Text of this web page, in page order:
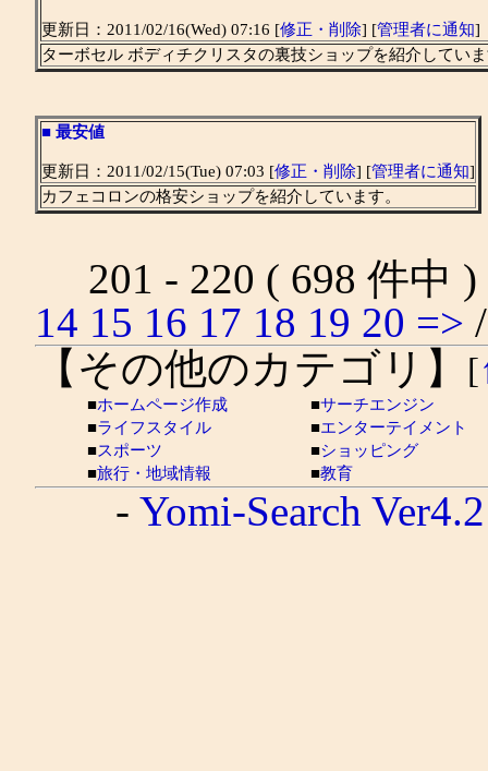
更新日：2011/02/16(Wed) 07:16 [修正・削除] [管理者に通知]
ターボセル ボディチクリスタの裏技ショップを紹介してい
■ 最安値
更新日：2011/02/15(Tue) 07:03 [修正・削除] [管理者に通知]
カフェコロンの格安ショップを紹介しています。
201 - 220 ( 698 件
14 15 16 17 18 19 20 =>
【その他のカテゴリ】
[
■ホームページ作成 ■サーチエンジン
■ライフスタイル ■エンターテイメント
■スポーツ ■ショッピング
■旅行・地域情報 ■教育
- Yomi-Search